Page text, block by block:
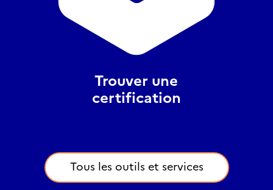
Trouver une
certification
Tous les outils et services